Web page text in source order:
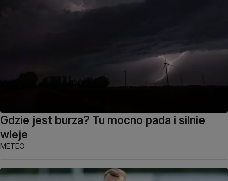
Gdzie jest burza? Tu mocno pada i silnie
wieje
METEO